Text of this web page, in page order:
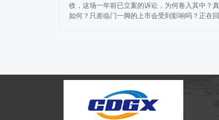
收，这场一年前已立案的诉讼，为何卷入其中？
如何？只差临门一脚的上市会受到影响吗？正在